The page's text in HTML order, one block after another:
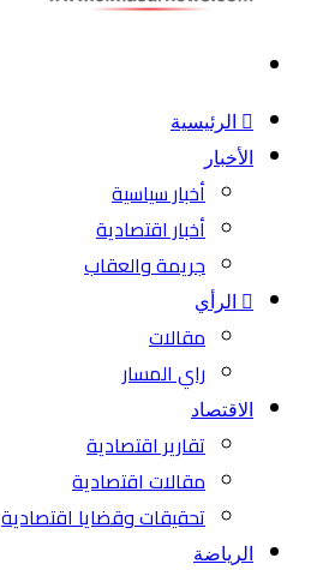
الرئيسية
الأخبار
أخبار سياسية
أخبار اقتصادية
جريمة والعقاب
الرأي
مقالات
راي المسار
الاقتصاد
تقارير اقتصادية
مقالات اقتصادية
تحقيقات وقضايا اقتصادية
الرياضة